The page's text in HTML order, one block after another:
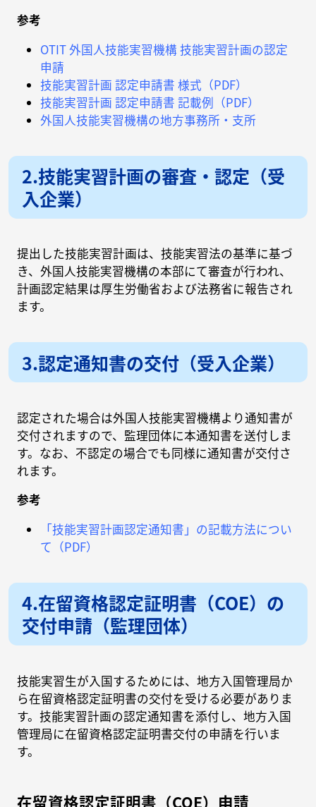
参考
OTIT 外国人技能実習機構 技能実習計画の認定
申請
技能実習計画 認定申請書 様式（PDF）
技能実習計画 認定申請書 記載例（PDF）
外国人技能実習機構の地方事務所・支所
2.技能実習計画の審査・認定（受
入企業）
提出した技能実習計画は、技能実習法の基準に基づ
き、外国人技能実習機構の本部にて審査が行われ、
計画認定結果は厚生労働省および法務省に報告され
ます。
3.認定通知書の交付（受入企業）
認定された場合は外国人技能実習機構より通知書が
交付されますので、監理団体に本通知書を送付しま
す。なお、不認定の場合でも同様に通知書が交付さ
れます。
参考
「技能実習計画認定通知書」の記載方法につい
て（PDF）
4.在留資格認定証明書（COE）の
交付申請（監理団体）
技能実習生が入国するためには、地方入国管理局か
ら在留資格認定証明書の交付を受ける必要がありま
す。技能実習計画の認定通知書を添付し、地方入国
管理局に在留資格認定証明書交付の申請を行いま
す。
在留資格認定証明書（COE）申請